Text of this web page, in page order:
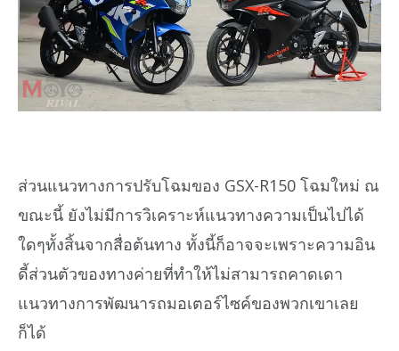
ส่วนแนวทางการปรับโฉมของ GSX-R150 โฉมใหม่ ณ
ขณะนี้ ยังไม่มีการวิเคราะห์แนวทางความเป็นไปได้
ใดๆทั้งสิ้นจากสื่อต้นทาง ทั้งนี้ก็อาจจะเพราะความอิน
ดี้ส่วนตัวของทางค่ายที่ทำให้ไม่สามารถคาดเดา
แนวทางการพัฒนารถมอเตอร์ไซค์ของพวกเขาเลย
ก็ได้